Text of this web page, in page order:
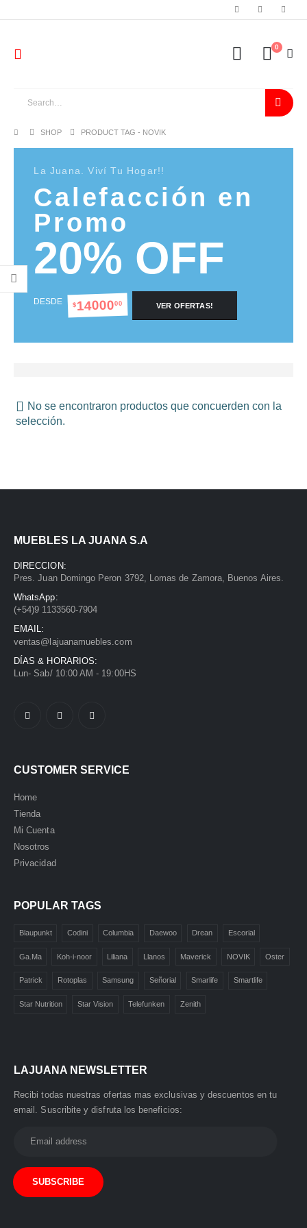
🏪 La Juana
¿En qué puedo ayudarte?
🛍️ Productos y precios
📍 Ubicación y contacto
0
SHOP PRODUCT TAG - NOVIK
La Juana. Viví Tu Hogar!!
Calefacción en
Promo
20% OFF
DESDE $1400000 VER OFERTAS!
No se encontraron productos que concuerden con la
selección.
MUEBLES LA JUANA S.A
DIRECCION:
Pres. Juan Domingo Peron 3792, Lomas de Zamora, Buenos Aires.
WhatsApp:
(+54)9 1133560-7904
EMAIL:
ventas@lajuanamuebles.com
DÍAS & HORARIOS:
Lun- Sab/ 10:00 AM - 19:00HS
CUSTOMER SERVICE
Home
Tienda
Mi Cuenta
Nosotros
Privacidad
POPULAR TAGS
Blaupunkt Codini Columbia Daewoo Drean Escorial
Ga.Ma Koh-i-noor Liliana Llanos Maverick NOVIK Oster
Patrick Rotoplas Samsung Señorial Smarlife Smartlife
Star Nutrition Star Vision Telefunken Zenith
LAJUANA NEWSLETTER
Recibi todas nuestras ofertas mas exclusivas y descuentos en tu
email. Suscribite y disfruta los beneficios: